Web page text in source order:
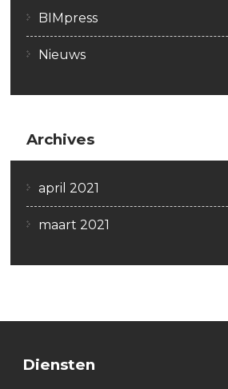
BIMpress
Nieuws
Archives
april 2021
maart 2021
Diensten